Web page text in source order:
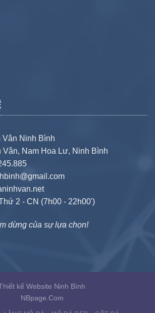
Ninh Bình
Nam Hoa Lư, Ninh Bình
2 - CN (7h00 - 22h00')
dừng của sự lựa chọn!
kế Website Ninh Bình
NBpage.Com